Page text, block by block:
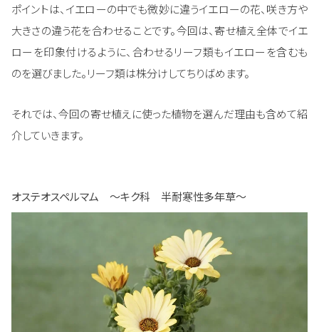
ポイントは、イエローの中でも微妙に違うイエローの花、咲き方や
大きさの違う花を合わせることです。今回は、寄せ植え全体でイエ
ローを印象付けるように、合わせるリーフ類もイエローを含むも
のを選びました。リーフ類は株分けしてちりばめます。
それでは、今回の寄せ植えに使った植物を選んだ理由も含めて紹
介していきます。
オステオスペルマム ～キク科 半耐寒性多年草～